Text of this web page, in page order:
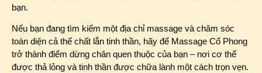
bạn.
Nếu bạn đang tìm kiếm một địa chỉ massage và chăm sóc
toàn diện cả thể chất lẫn tinh thần, hãy để Massage Cổ Phong
trở thành điểm dừng chân quen thuộc của bạn – nơi cơ thể
được thả lỏng và tinh thần được chữa lành một cách trọn vẹn.